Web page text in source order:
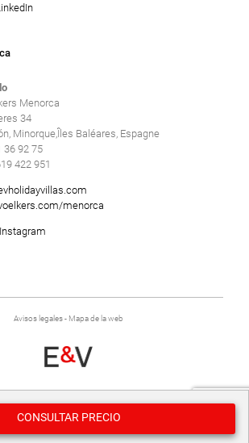
CONSULTAR PRECIO
Menorca
34
Minorque,Îles Baléares, Espagne
36 92 75
422 951
menorca
Instagram
Avisos legales- Mapa de la web